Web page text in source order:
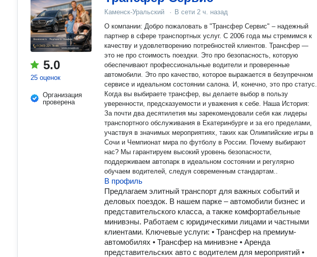
5.0
25 оценок
Организация
проверена
Каменск-Уральский · В сети 2 ч. назад
О компании: Добро пожаловать в "Трансфер Сервис" – надежный
партнер в сфере транспортных услуг. С 2006 года мы стремимся к
качеству и удовлетворению потребностей клиентов. Трансфер —
это не про стоимость поездки. Это про безопасность, которую
обеспечивают профессиональные водители и проверенные
автомобили. Это про качество, которое выражается в безупречном
сервисе и идеальном состоянии салона. И, конечно, это про статус.
Когда вы выбираете трансфер, вы делаете выбор в пользу
уверенности, предсказуемости и уважения к себе. Наша История:
За почти два десятилетия мы зарекомендовали себя как лидеры
транспортного обслуживания в Екатеринбурге и за его пределами,
участвуя в значимых мероприятиях, таких как Олимпийские игры в
Сочи и Чемпионат мира по футболу в России. Почему выбирают
нас? Мы гарантируем высокий уровень безопасности,
поддерживаем автопарк в идеальном состоянии и регулярно
обучаем водителей, следуя современным стандартам..
В профиль
Предлагаем элитный транспорт для важных событий и
деловых поездок. В нашем парке – автомобили бизнес и
представительского класса, а также комфортабельные
минивэны. Работаем с юридическими лицами и частными
клиентами. Ключевые услуги: • Трансфер на премиум-
автомобилях • Трансфер на минивэне • Аренда
представительских авто с водителем для мероприятий •